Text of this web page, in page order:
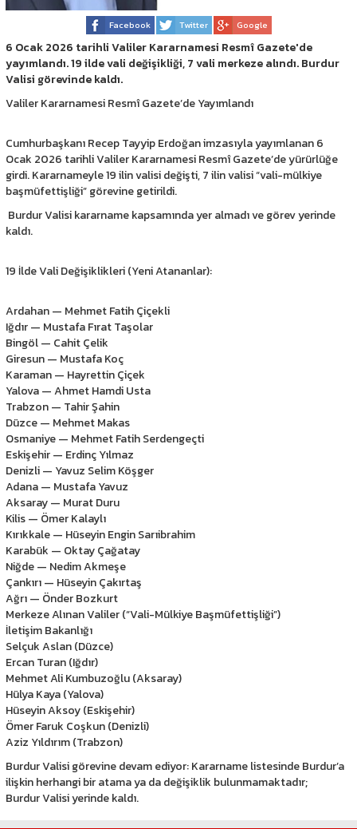
Facebook Twitter Google
6 Ocak 2026 tarihli Valiler Kararnamesi Resmî Gazete'de
yayımlandı. 19 ilde vali değişikliği, 7 vali merkeze alındı. Burdur
Valisi görevinde kaldı.
Valiler Kararnamesi Resmî Gazete’de Yayımlandı
Cumhurbaşkanı Recep Tayyip Erdoğan imzasıyla yayımlanan 6
Ocak 2026 tarihli Valiler Kararnamesi Resmî Gazete’de yürürlüğe
girdi. Kararnameyle 19 ilin valisi değişti, 7 ilin valisi “vali-mülkiye
başmüfettişliği” görevine getirildi.
Burdur Valisi kararname kapsamında yer almadı ve görev yerinde
kaldı.
19 İlde Vali Değişiklikleri (Yeni Atananlar):
Ardahan — Mehmet Fatih Çiçekli
Iğdır — Mustafa Fırat Taşolar
Bingöl — Cahit Çelik
Giresun — Mustafa Koç
Karaman — Hayrettin Çiçek
Yalova — Ahmet Hamdi Usta
Trabzon — Tahir Şahin
Düzce — Mehmet Makas
Osmaniye — Mehmet Fatih Serdengeçti
Eskişehir — Erdinç Yılmaz
Denizli — Yavuz Selim Köşger
Adana — Mustafa Yavuz
Aksaray — Murat Duru
Kilis — Ömer Kalaylı
Kırıkkale — Hüseyin Engin Sarıibrahim
Karabük — Oktay Çağatay
Niğde — Nedim Akmeşe
Çankırı — Hüseyin Çakırtaş
Ağrı — Önder Bozkurt
Merkeze Alınan Valiler (“Vali-Mülkiye Başmüfettişliği”)
İletişim Bakanlığı
Selçuk Aslan (Düzce)
Ercan Turan (Iğdır)
Mehmet Ali Kumbuzoğlu (Aksaray)
Hülya Kaya (Yalova)
Hüseyin Aksoy (Eskişehir)
Ömer Faruk Coşkun (Denizli)
Aziz Yıldırım (Trabzon)
Burdur Valisi görevine devam ediyor: Kararname listesinde Burdur’a
ilişkin herhangi bir atama ya da değişiklik bulunmamaktadır;
Burdur Valisi yerinde kaldı.